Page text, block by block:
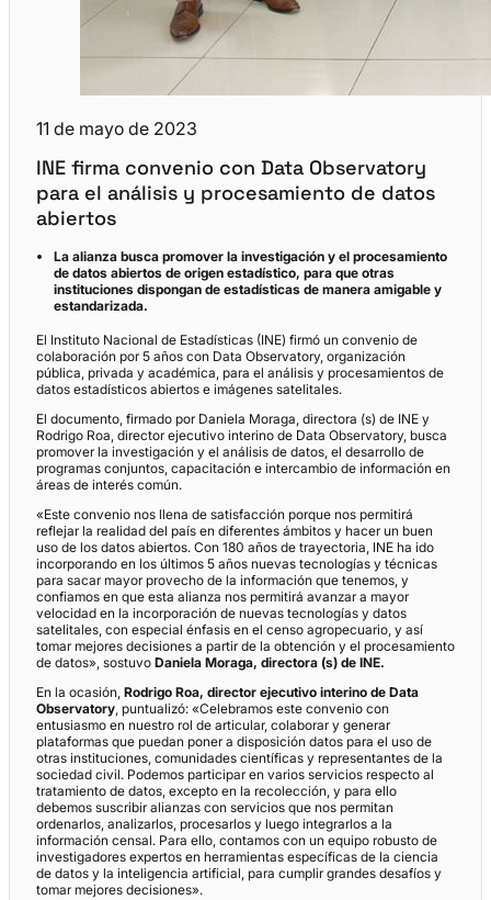
11 de mayo de 2023
INE firma convenio con Data Observatory
para el análisis y procesamiento de datos
abiertos
La alianza busca promover la investigación y el procesamiento
de datos abiertos de origen estadístico, para que otras
instituciones dispongan de estadísticas de manera amigable y
estandarizada.
El Instituto Nacional de Estadísticas (INE) firmó un convenio de
colaboración por 5 años con Data Observatory, organización
pública, privada y académica, para el análisis y procesamientos de
datos estadísticos abiertos e imágenes satelitales.
El documento, firmado por Daniela Moraga, directora (s) de INE y
Rodrigo Roa, director ejecutivo interino de Data Observatory, busca
promover la investigación y el análisis de datos, el desarrollo de
programas conjuntos, capacitación e intercambio de información en
áreas de interés común.
«Este convenio nos llena de satisfacción porque nos permitirá
reflejar la realidad del país en diferentes ámbitos y hacer un buen
uso de los datos abiertos. Con 180 años de trayectoria, INE ha ido
incorporando en los últimos 5 años nuevas tecnologías y técnicas
para sacar mayor provecho de la información que tenemos, y
confiamos en que esta alianza nos permitirá avanzar a mayor
velocidad en la incorporación de nuevas tecnologías y datos
satelitales, con especial énfasis en el censo agropecuario, y así
tomar mejores decisiones a partir de la obtención y el procesamiento
de datos», sostuvo Daniela Moraga, directora (s) de INE.
En la ocasión, Rodrigo Roa, director ejecutivo interino de Data
Observatory, puntualizó: «Celebramos este convenio con
entusiasmo en nuestro rol de articular, colaborar y generar
plataformas que puedan poner a disposición datos para el uso de
otras instituciones, comunidades científicas y representantes de la
sociedad civil. Podemos participar en varios servicios respecto al
tratamiento de datos, excepto en la recolección, y para ello
debemos suscribir alianzas con servicios que nos permitan
ordenarlos, analizarlos, procesarlos y luego integrarlos a la
información censal. Para ello, contamos con un equipo robusto de
investigadores expertos en herramientas específicas de la ciencia
de datos y la inteligencia artificial, para cumplir grandes desafíos y
tomar mejores decisiones».